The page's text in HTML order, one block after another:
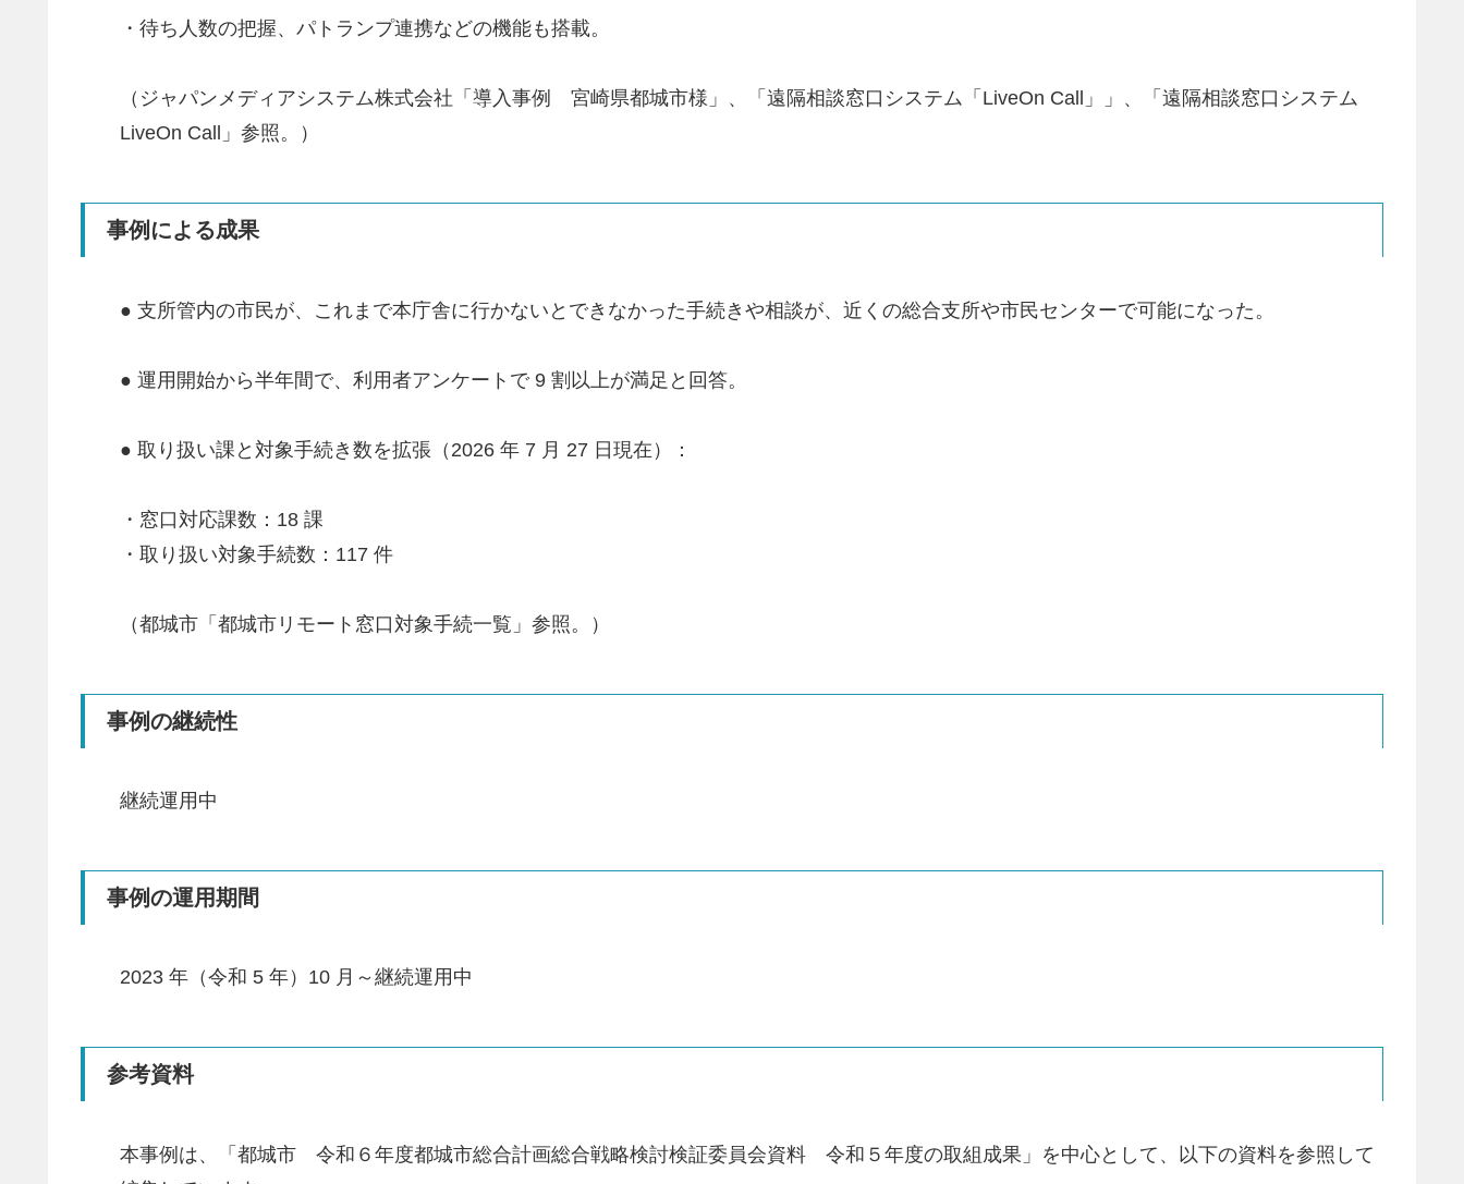
・待ち人数の把握、パトランプ連携などの機能も搭載。
（ジャパンメディアシステム株式会社「導入事例 宮崎県都城市様」、「遠隔相談窓口システム「LiveOn Call」」、「遠隔相談窓口システム
LiveOn Call」参照。）
事例による成果
● 支所管内の市民が、これまで本庁舎に行かないとできなかった手続きや相談が、近くの総合支所や市民センターで可能になった。
● 運用開始から半年間で、利用者アンケートで 9 割以上が満足と回答。
● 取り扱い課と対象手続き数を拡張（2026 年 7 月 27 日現在）：
・窓口対応課数：18 課
・取り扱い対象手続数：117 件
（都城市「都城市リモート窓口対象手続一覧」参照。）
事例の継続性
継続運用中
事例の運用期間
2023 年（令和 5 年）10 月～継続運用中
参考資料
本事例は、「都城市 令和６年度都城市総合計画総合戦略検討検証委員会資料 令和５年度の取組成果」を中心として、以下の資料を参照して